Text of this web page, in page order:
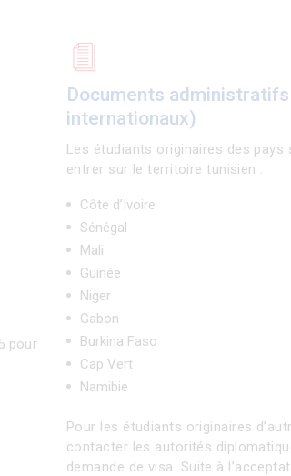
pour
Documents
internationaux)
Les étudiants originaires des
entrer sur le territoire tunisien :
Côte d’Ivoire
Sénégal
Mali
Guinée
Niger
Gabon
Burkina Faso
Cap Vert
Namibie
Pour les étudiants originaires
contacter les autorités
demande de visa. Suite à